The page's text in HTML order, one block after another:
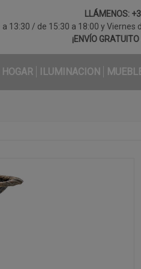
LLÁMENOS:
13:30 / de 15:30 a 18:00 y Viernes
¡ENVÍO
HOGAR ILUMINACION